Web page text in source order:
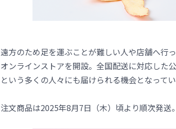
遠方のため足を運ぶことが難しい人や店舗へ行
オンラインストアを開設。全国配送に対応した
という多くの人々にも届けられる機会となってい
注文商品は2025年8月7日（木）頃より順次発送